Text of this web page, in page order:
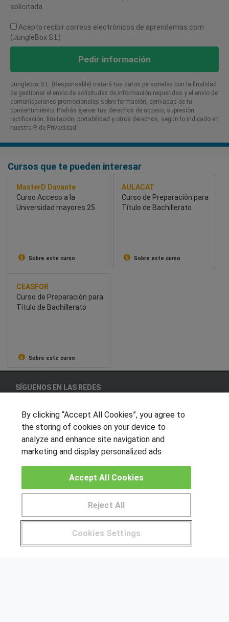
solicitada
Acepto recibir correos electrónicos de aprendemas.com
(JungleBox S.L)
Pedir información
Junglebox S.L. (Responsable) tratará tus datos personales con la finalidad
de gestionar el envío de solicitudes de información requeridas y el envío de
comunicaciones promocionales sobre formación, derivadas de tu
consentimiento. Podrás ejercer tus derechos de acceso, supresión
rectificación, limitación, portabilidad y otros derechos, según lo indicado en
nuestra P. de Privacidad​
Cursos que te pueden interesar
MasterD Davante
Curso Acceso a la
Universidad mayores 25
Sobre este curso
AULACAT
Curso de Preparación para
Título de Bachillerato
Sobre este curso
CEASFOR
Curso de Preparación para
Título de Bachillerato
Sobre este curso
Pide más información al centro
¿Tienes alguna duda? 900 264 357
SÍGUENOS EN LAS REDES
OTROS GRUPOS DE INTERES
Muro de los idiomas
Locos por las becas
CENTROS DE FORMACIÓN
Publicar cursos
By clicking “Accept All Cookies”, you agree to
the storing of cookies on your device to
analyze and enhance site navigation and
marketing and display personalized ads
Cookies Settings
Reject All
Accept All Cookies